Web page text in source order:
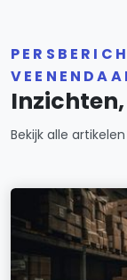
Bekijk alle artikelen